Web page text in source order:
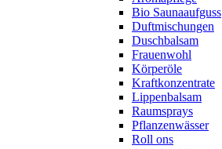
Bio Saunaaufguss
Duftmischungen
Duschbalsam
Frauenwohl
Körperöle
Kraftkonzentrate
Lippenbalsam
Raumsprays
Pflanzenwässer
Roll ons